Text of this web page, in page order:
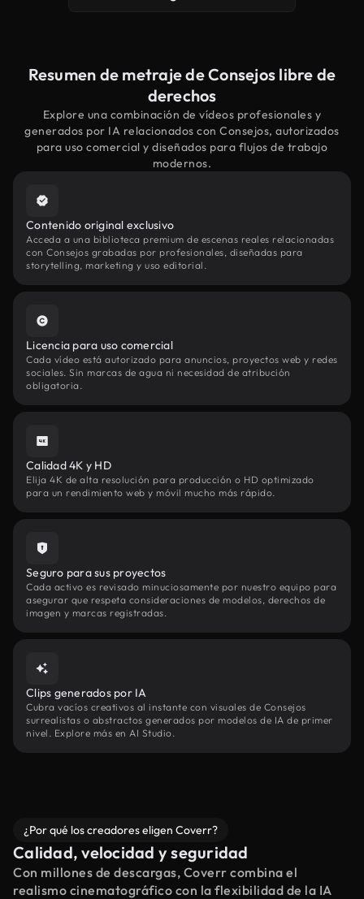
Resumen de metraje de Consejos libre de
derechos
Explore una combinación de vídeos profesionales y
generados por IA relacionados con Consejos, autorizados
para uso comercial y diseñados para flujos de trabajo
modernos.
Contenido original exclusivo
Acceda a una biblioteca premium de escenas reales relacionadas
con Consejos grabadas por profesionales, diseñadas para
storytelling, marketing y uso editorial.
Licencia para uso comercial
Cada vídeo está autorizado para anuncios, proyectos web y redes
sociales. Sin marcas de agua ni necesidad de atribución
obligatoria.
Calidad 4K y HD
Elija 4K de alta resolución para producción o HD optimizado
para un rendimiento web y móvil mucho más rápido.
Seguro para sus proyectos
Cada activo es revisado minuciosamente por nuestro equipo para
asegurar que respeta consideraciones de modelos, derechos de
imagen y marcas registradas.
Clips generados por IA
Cubra vacíos creativos al instante con visuales de Consejos
surrealistas o abstractos generados por modelos de IA de primer
nivel. Explore más en AI Studio.
¿Por qué los creadores eligen Coverr?
Calidad, velocidad y seguridad
Con millones de descargas, Coverr combina el
realismo cinematográfico con la flexibilidad de la IA